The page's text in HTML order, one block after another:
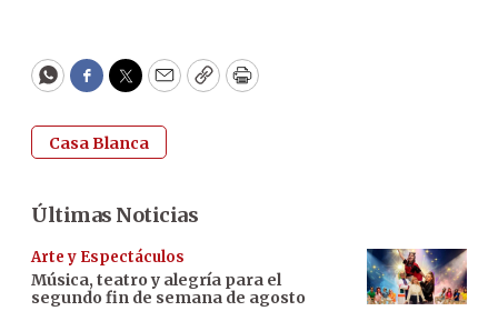
WhatsApp
Facebook
Twitter
EmailCopyPrint
Casa Blanca
Últimas Noticias
Arte y Espectáculos
Música, teatro y alegría para el
segundo fin de semana de agosto